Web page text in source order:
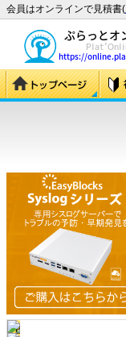
会員はオンラインで見積書(